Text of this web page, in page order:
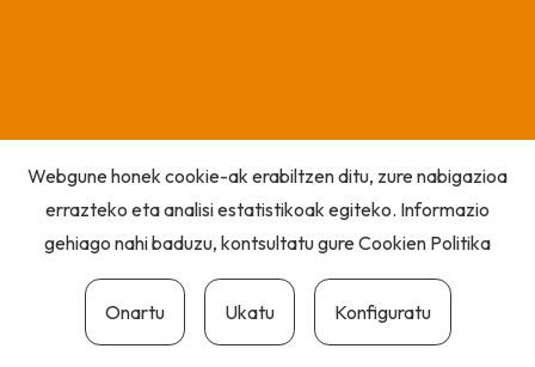
Webgune honek cookie-ak erabiltzen ditu, zure nabigazioa
errazteko eta analisi estatistikoak egiteko. Informazio
gehiago nahi baduzu, kontsultatu gureCookien Politika
Onartu Ukatu Konfiguratu